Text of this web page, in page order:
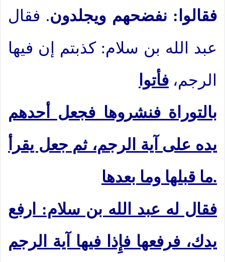
فقالوا: نفضحهم ويجلدون. فقال
عبد الله بن سلام: كذبتم إن فيها
الرجم، فأتوا
بالتوراة فنشروها فجعل أحدهم
يده على آية الرجم، ثم جعل يقرأ
ما قبلها وما بعدها.
فقال له عبد الله بن سلام: ارفع
يدك، فرفعها فإِذا فيها آية الرجم